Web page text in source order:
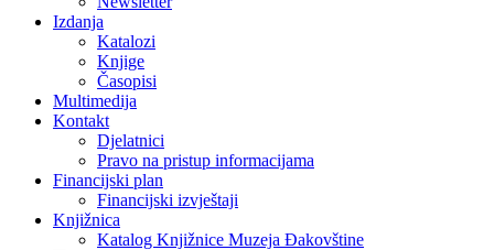
Izdanja
Katalozi
Knjige
Časopisi
Multimedija
Kontakt
Djelatnici
Pravo na pristup informacijama
Financijski plan
Financijski izvještaji
Knjižnica
Katalog Knjižnice Muzeja Đakovštine